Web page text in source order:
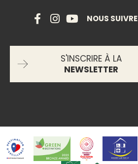
NOUS SUIVRE
S'INSCRIRE À LA
NEWSLETTER